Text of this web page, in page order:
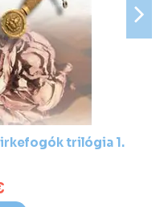
trilógia 1.